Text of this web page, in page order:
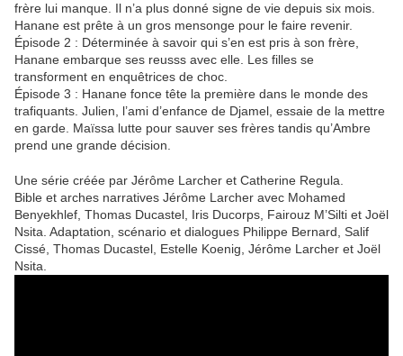
frère lui manque. Il n’a plus donné signe de vie depuis six mois.
Hanane est prête à un gros mensonge pour le faire revenir.
Épisode 2 : Déterminée à savoir qui s’en est pris à son frère,
Hanane embarque ses reusss avec elle. Les filles se
transforment en enquêtrices de choc.
Épisode 3 : Hanane fonce tête la première dans le monde des
trafiquants. Julien, l’ami d’enfance de Djamel, essaie de la mettre
en garde. Maïssa lutte pour sauver ses frères tandis qu’Ambre
prend une grande décision.
Une série créée par Jérôme Larcher et Catherine Regula.
Bible et arches narratives Jérôme Larcher avec Mohamed
Benyekhlef, Thomas Ducastel, Iris Ducorps, Fairouz M’Silti et Joël
Nsita. Adaptation, scénario et dialogues Philippe Bernard, Salif
Cissé, Thomas Ducastel, Estelle Koenig, Jérôme Larcher et Joël
Nsita.